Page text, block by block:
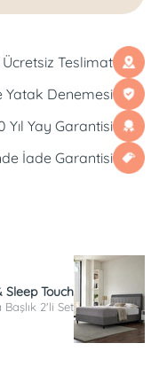
Teslimat
Yatak Denemesi
Yıl Yay Garantisi
İade Garantisi
Sleep Touch
Başlık 2'li Set